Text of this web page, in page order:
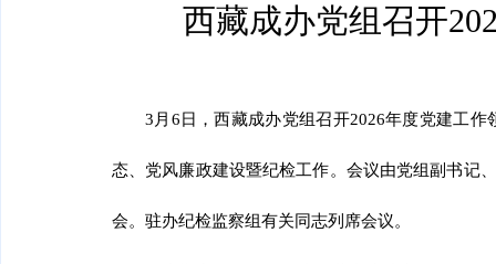
西藏成办党组召开
3月6日，西藏成办党组召开2026年度党建工
态、党风廉政建设暨纪检工作。会议由党组副书记
会。驻办纪检监察组有关同志列席会议。